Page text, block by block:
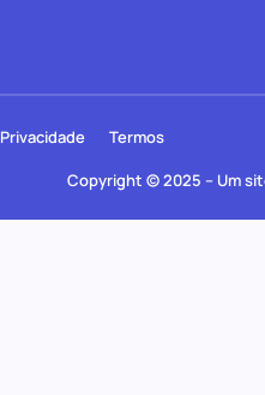
Copyright © 2025 – Um
Privacidade Termos